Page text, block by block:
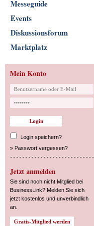
Messeguide
Events
Diskussionsforum
Marktplatz
Mein Konto
Login speichern?
» Passwort vergessen?
Jetzt anmelden
Sie sind noch nicht Mitglied bei
BusinessLink? Melden Sie sich
jetzt kostenlos und unverbindlich
an.